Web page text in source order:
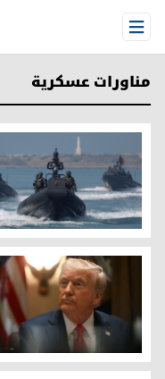
Open Menu
مناورات عسكرية
الصين تجري مناورات
ترامب: لست قلقاً على